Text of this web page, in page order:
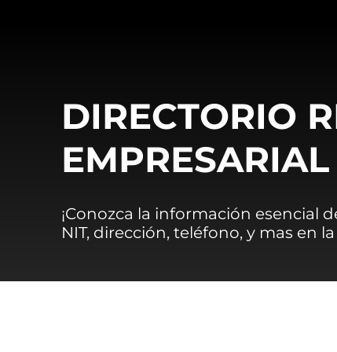
DIRECTORIO
EMPRESARIAL
¡Conozca la información esencial
NIT, dirección, teléfono, y mas en